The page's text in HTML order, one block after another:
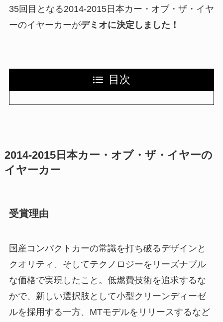
35回目となる2014-2015日本カー・オブ・ザ・イヤ
ーのイヤーカーがデミオに決定しました！
目次
2014-2015日本カー・オブ・ザ・イヤーの
イヤーカー
受賞理由
国産コンパクトカーの常識を打ち破るデザインと
クオリティ、そしてテクノロジーをリーズナブル
な価格で実現したこと。低燃費技術を追求するな
かで、新しい選択肢として小型クリーンディーゼ
ルを採用する一方、MTモデルをリリースするなど